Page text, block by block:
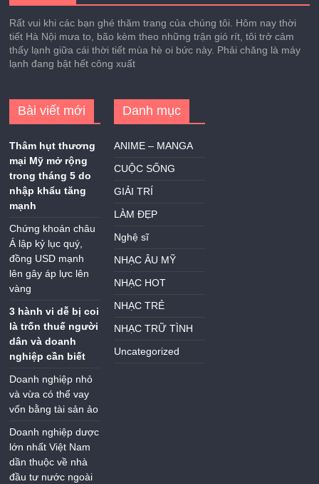
Rất vui khi các bạn ghé thăm trang của chúng tôi. Hôm nay thời
tiết Hà Nội mưa to, bão kèm theo những trận gió rít, tôi trở cảm
thấy lạnh giữa cái thời tiết mùa hè oi bức này. Phải chăng là máy
lạnh đang bật hết công xuất
Bài viết mới
Thâm hụt thương
mại Mỹ mở rộng
trong tháng 5 do
nhập khẩu tăng
mạnh
Chứng khoán châu
Á lập kỷ lục quý,
đồng USD mạnh
lên gây áp lực lên
vàng
3 hành vi dễ bị coi
là trốn thuế người
dân và doanh
nghiệp cần biết
Doanh nghiệp nhỏ
và vừa có thể vay
vốn bằng tài sản ảo
Doanh nghiệp dược
lớn nhất Việt Nam
dần thuộc về nhà
đầu tư nước ngoài
Danh mục
ANIME – MANGA
CUỘC SỐNG
GIẢI TRÍ
LÀM ĐẸP
Nghệ sĩ
NHẠC ÂU MỸ
NHẠC HOT
NHẠC TRẺ
NHẠC TRỮ TÌNH
Uncategorized